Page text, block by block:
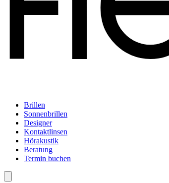
Brillen
Sonnenbrillen
Designer
Kontaktlinsen
Hörakustik
Beratung
Termin buchen